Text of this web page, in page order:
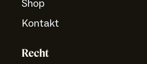
Shop
Kontakt
Recht